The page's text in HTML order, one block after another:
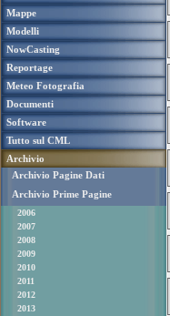
Mappe
Modelli
NowCasting
Reportage
Meteo Fotografia
Documenti
Software
Tutto sul CML
Archivio
Archivio Pagine Dati
Archivio Prime Pagine
2006
2007
2008
2009
2010
2011
2012
2013